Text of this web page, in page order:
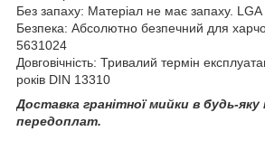
Без запаху: Матеріал не має запаху.
Безпека: Абсолютно безпечний для
5631024
Довговічність: Тривалий термін
років DIN 13310
Доставка гранітної мийки в будь-яку
передоплат.